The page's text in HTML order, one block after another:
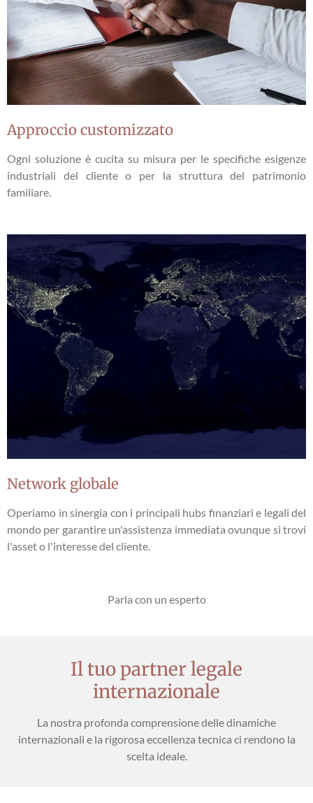
Approccio customizzato
Ogni soluzione è cucita su misura per le specifiche esigenze
industriali del cliente o per la struttura del patrimonio
familiare.
Network globale
Operiamo in sinergia con i principali hubs finanziari e legali del
mondo per garantire un'assistenza immediata ovunque si trovi
l'asset o l'interesse del cliente.
Parla con un esperto
Il tuo partner legale
internazionale
La nostra profonda comprensione delle dinamiche
internazionali e la rigorosa eccellenza tecnica ci rendono la
scelta ideale.